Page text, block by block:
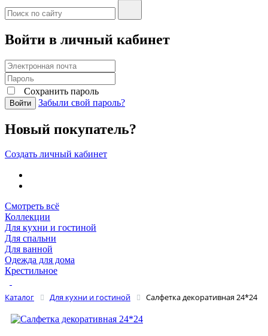
Войти в личный кабинет
Сохранить пароль
Войти Забыли свой пароль?
Новый покупатель?
Создать личный кабинет
Смотреть всё
Коллекции
Для кухни и гостиной
Для спальни
Для ванной
Одежда для дома
Крестильное
Каталог Для кухни и гостиной Салфетка декоративная 24*24